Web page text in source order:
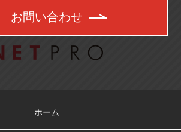
お問い合わせ
ホーム